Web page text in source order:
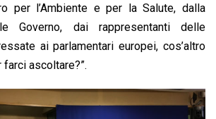
per l’Ambiente e per la Salute, dalla
Governo, dai rappresentanti delle
ai parlamentari europei, cos’altro
ascoltare?”.